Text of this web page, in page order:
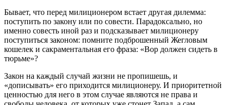
Бывает, что перед милиционером встает другая дилемма:
поступить по закону или по совести. Парадоксально, но
именно совесть иной раз и подсказывает милиционеру
поступиться законом: помните подброшенный Жегловым
кошелек и сакраментальная его фраза: «Вор должен сидеть в
тюрьме»?
Закон на каждый случай жизни не пропишешь, и
«дописывать» его приходится милиционеру. И приоритетной
ценностью для него в этом случае являются не права и